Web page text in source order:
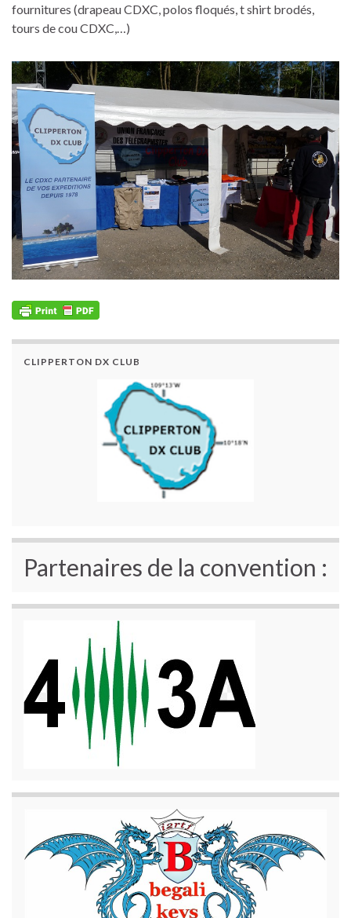
fournitures (drapeau CDXC, polos floqués, t shirt brodés,
tours de cou CDXC,…)
CLIPPERTON DX CLUB
Partenaires de la convention :